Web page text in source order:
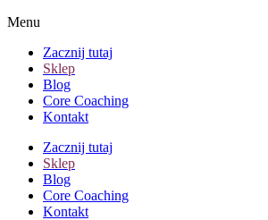
Menu
Zacznij tutaj
Sklep
Blog
Core Coaching
Kontakt
Zacznij tutaj
Sklep
Blog
Core Coaching
Kontakt